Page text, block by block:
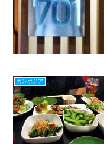
カンボジア